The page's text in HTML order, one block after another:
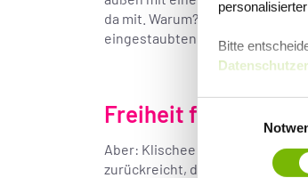
Bitte
da mit. Warum? Ich fürchte,
eingestaubten, spießigen
Freiheit für alle!
Aber: Klischee hin oder her – je
zurückreicht, desto mehr wird